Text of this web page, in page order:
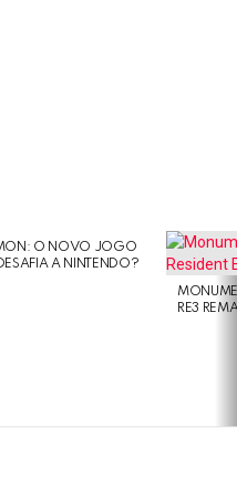
O NOVO JOGO
A NINTENDO?
RE3